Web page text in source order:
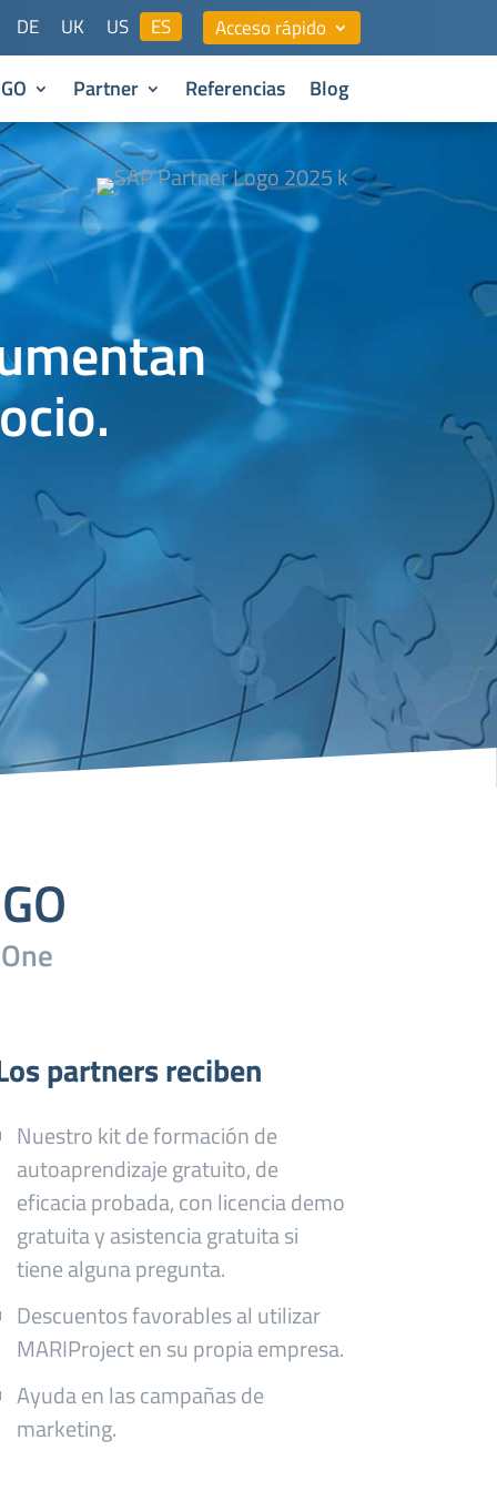
Acceso rápido
DE UK US ES
Partner Referencias Blog
partners reciben
Nuestro kit de formación de
autoaprendizaje gratuito, de
eficacia probada, con licencia demo
gratuita y asistencia gratuita si
tiene alguna pregunta.
Descuentos favorables al utilizar
MARIProject en su propia empresa.
Ayuda en las campañas de
marketing.